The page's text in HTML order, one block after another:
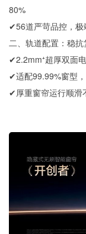
80%
✔56道严苛品控，极
二、轨道配置：稳
✔2.2mm⁺超厚双面
✔适配99.99%窗型
✔厚重窗帘运行顺滑